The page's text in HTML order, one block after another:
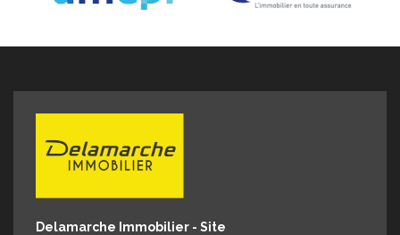
Delamarche Immobilier - Site